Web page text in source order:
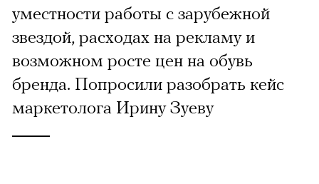
уместности работы с зарубежной
звездой, расходах на рекламу и
возможном росте цен на обувь
бренда. Попросили разобрать кейс
маркетолога Ирину Зуеву